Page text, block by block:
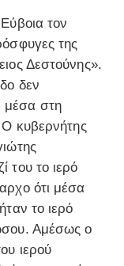
τον
της
Δεστούνης».
δεν
μέσα στη
κυβερνήτης
του το ιερό
ότι μέσα
το ιερό
Αμέσως ο
ιερού